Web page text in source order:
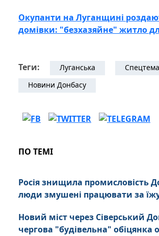
Окупанти на Луганщині
домівки: "безхазяйне" житло
Теги: Луганська
Спецтема
Новини Донбасу
ПО ТЕМІ
Росія знищила промисловість
люди змушені працювати за
Новий міст через Сіверський
чергова "будівельна" обіцянка